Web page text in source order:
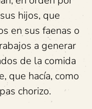
hijos, que
en sus faenas o
a generar
de la comida
que hacía, como
chorizo.